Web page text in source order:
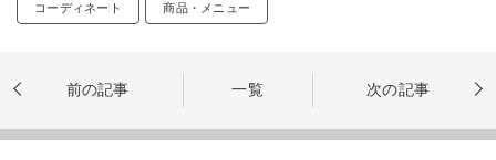
コーディネート 商品・メニュー
前の記事 一覧 次の記事